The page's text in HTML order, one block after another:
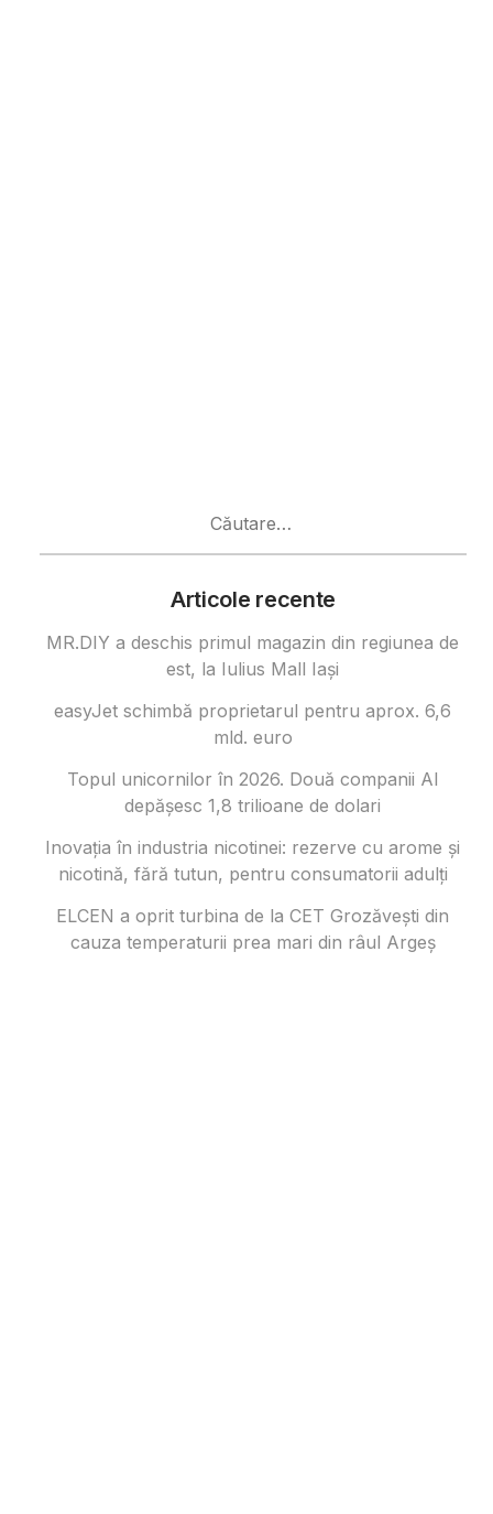
Articole recente
MR.DIY a deschis primul magazin din regiunea de
est, la Iulius Mall Iași
easyJet schimbă proprietarul pentru aprox. 6,6
mld. euro
Topul unicornilor în 2026. Două companii AI
depășesc 1,8 trilioane de dolari
Inovația în industria nicotinei: rezerve cu arome și
nicotină, fără tutun, pentru consumatorii adulți
ELCEN a oprit turbina de la CET Grozăvești din
cauza temperaturii prea mari din râul Argeș